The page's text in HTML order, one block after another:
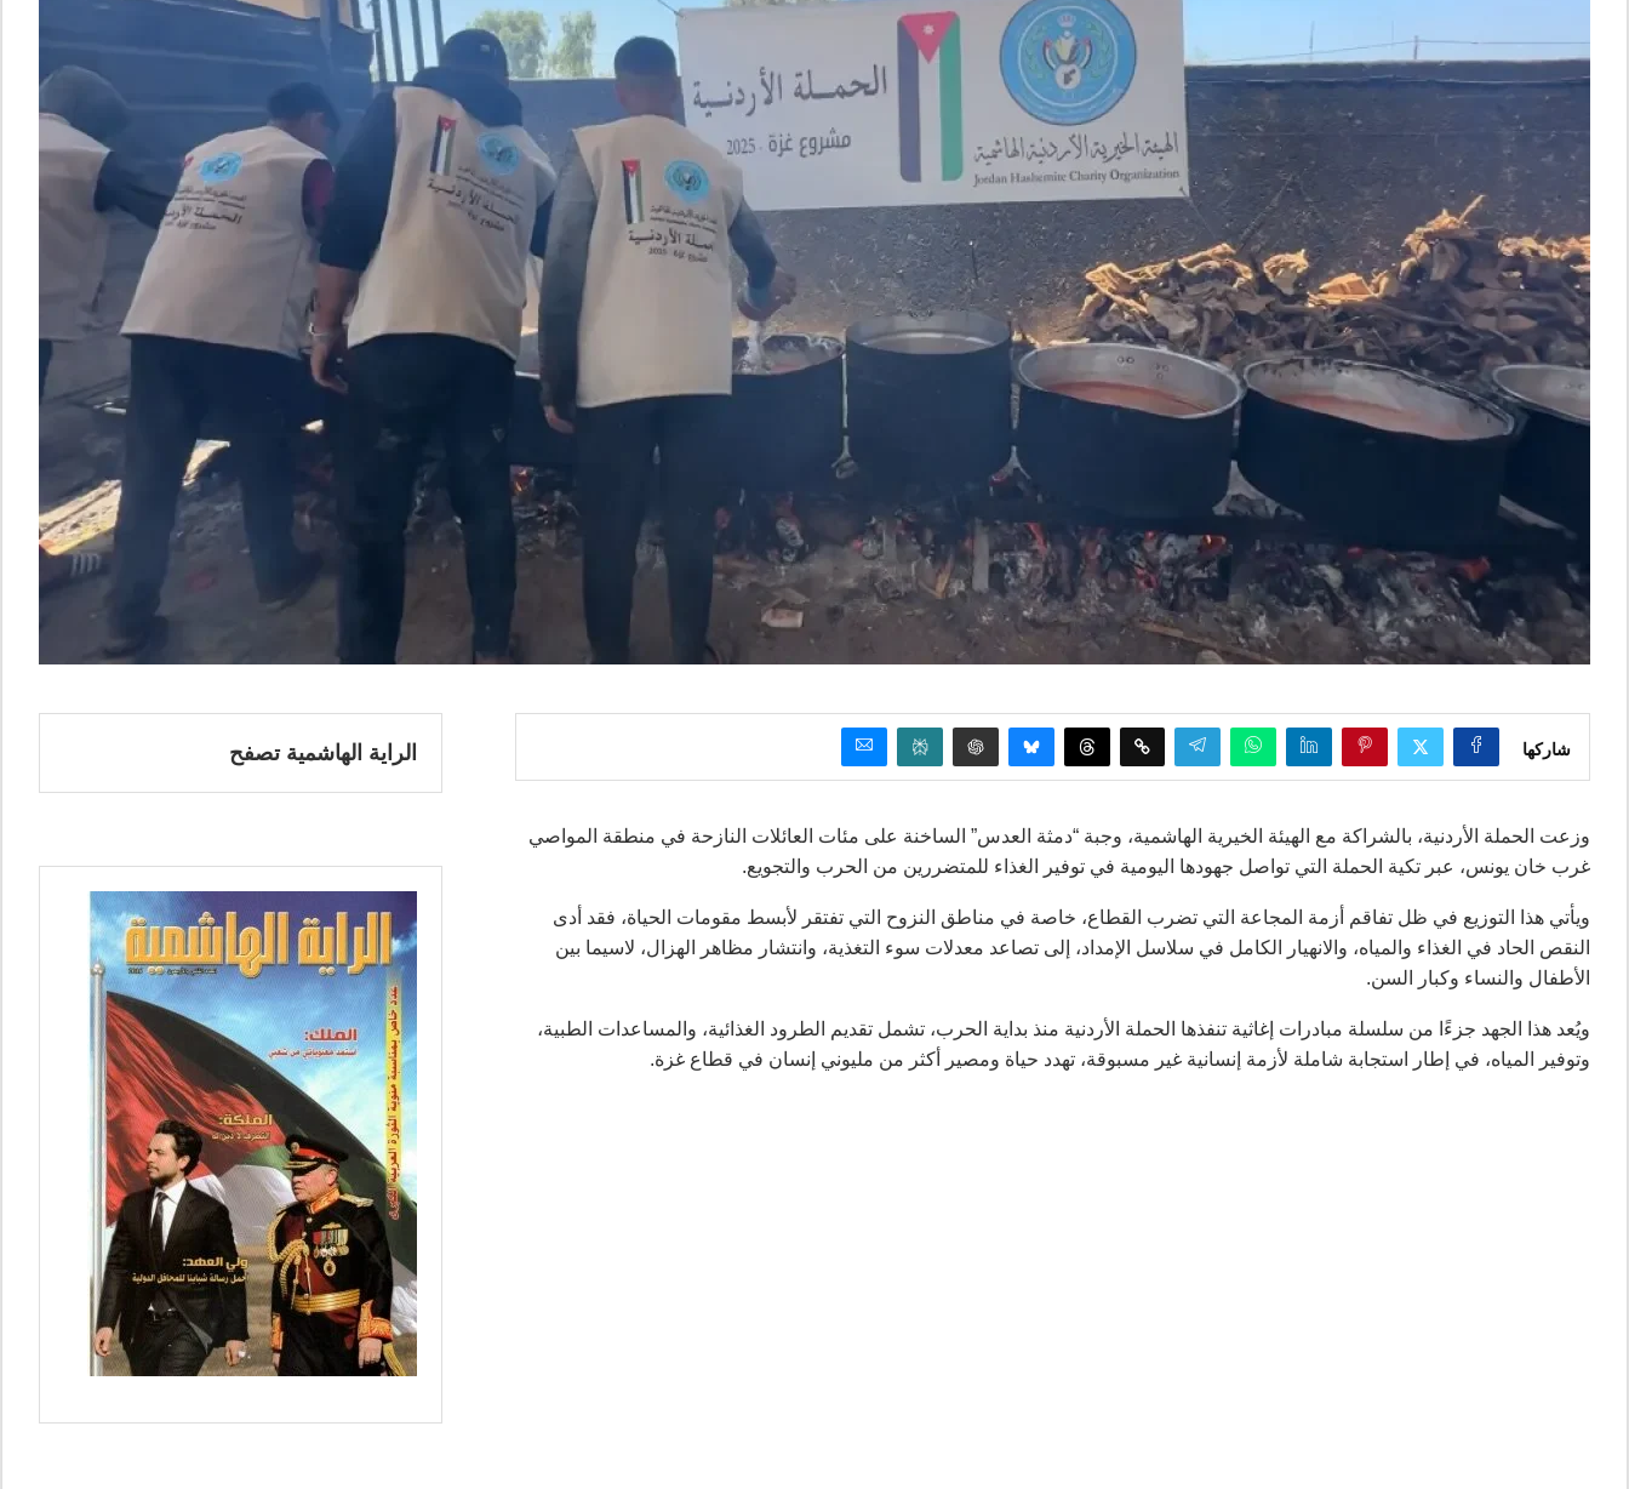
شاركها
وزعت الحملة الأردنية، بالشراكة مع الهيئة الخيرية الهاشمية، وجبة “دمثة العدس” الساخنة على مئات العائلات النازحة في منطقة المواصي
غرب خان يونس، عبر تكية الحملة التي تواصل جهودها اليومية في توفير الغذاء للمتضررين من الحرب والتجويع.
ويأتي هذا التوزيع في ظل تفاقم أزمة المجاعة التي تضرب القطاع، خاصة في مناطق النزوح التي تفتقر لأبسط مقومات الحياة، فقد أدى
النقص الحاد في الغذاء والمياه، والانهيار الكامل في سلاسل الإمداد، إلى تصاعد معدلات سوء التغذية، وانتشار مظاهر الهزال، لاسيما بين
الأطفال والنساء وكبار السن.
ويُعد هذا الجهد جزءًا من سلسلة مبادرات إغاثية تنفذها الحملة الأردنية منذ بداية الحرب، تشمل تقديم الطرود الغذائية، والمساعدات الطبية،
وتوفير المياه، في إطار استجابة شاملة لأزمة إنسانية غير مسبوقة، تهدد حياة ومصير أكثر من مليوني إنسان في قطاع غزة.
الراية الهاشمية تصفح